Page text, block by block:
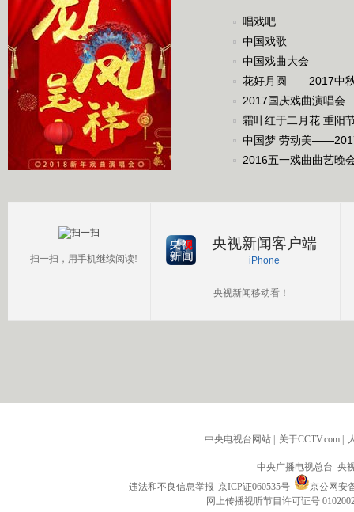
唱戏吧
中国戏歌
中国戏曲大会
花好月圆——2017中
2017国庆戏曲演唱会
霜叶红于二月花 重阳
中国梦 劳动美
2016五一戏曲曲艺晚
扫一扫，用手机继续阅读!
央视新闻客户端
iPhone
央视新闻移动看！
中央电视台网站 关于CCTV.com
中央广播电视总台 央
违法和不良信息举报 京ICP证060535号
京公网安
网上传播视听节目许可证号